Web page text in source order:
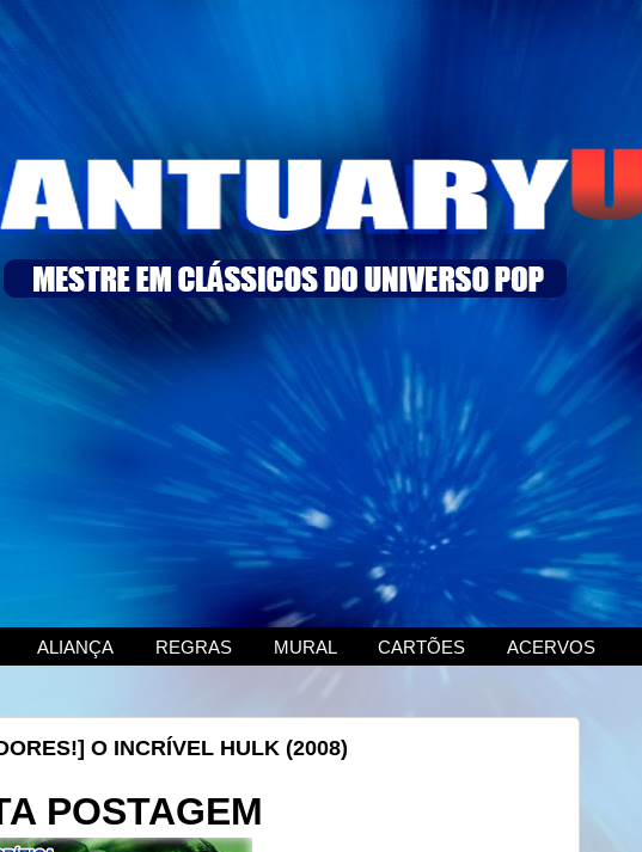
ALIANÇA REGRAS MURAL CARTÕES ACERVOS
O INCRÍVEL HULK (2008)
POSTAGEM